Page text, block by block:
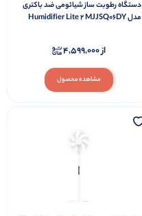
دستگاه رطوبت ساز شیائومی ضد باکتری
مدل Humidifier Lite 2 MJJSQ06DY
مشاهده محصول
از4,599,000